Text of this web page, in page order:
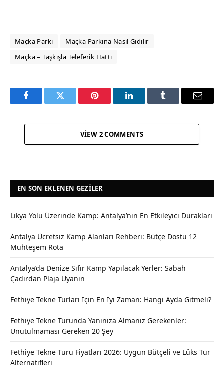
Maçka Parkı
Maçka Parkına Nasıl Gidilir
Maçka – Taşkışla Teleferik Hattı
FacebookTwitter Pinterest LinkedInTumblr Email
VIEW 2 COMMENTS
EN SON EKLENEN GEZILER
Likya Yolu Üzerinde Kamp: Antalya’nın En Etkileyici Durakları
Antalya Ücretsiz Kamp Alanları Rehberi: Bütçe Dostu 12
Muhteşem Rota
Antalya’da Denize Sıfır Kamp Yapılacak Yerler: Sabah
Çadırdan Plaja Uyanın
Fethiye Tekne Turları İçin En İyi Zaman: Hangi Ayda Gitmeli?
Fethiye Tekne Turunda Yanınıza Almanız Gerekenler:
Unutulmaması Gereken 20 Şey
Fethiye Tekne Turu Fiyatları 2026: Uygun Bütçeli ve Lüks Tur
Alternatifleri